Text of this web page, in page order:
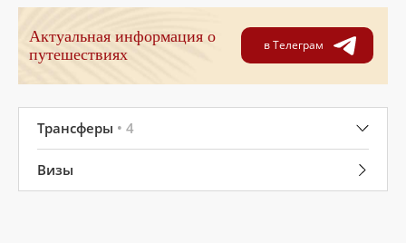
Актуальная информация о
путешествиях
в Телеграм
Трансферы • 4
Визы